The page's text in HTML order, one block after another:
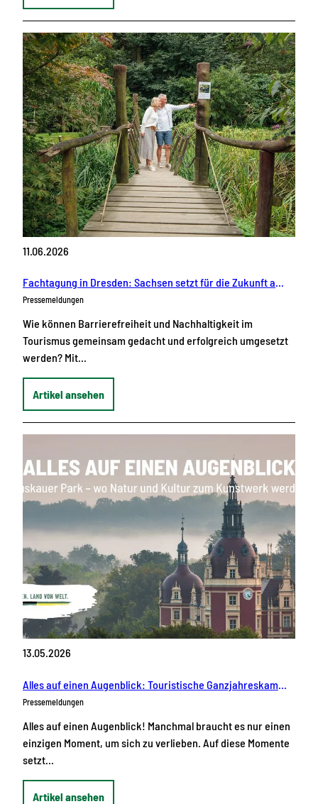
11.06.2026
Fachtagung in Dresden: Sachsen setzt für die Zukunft auf die Verbindung von Barrierefreiheit und Nachhaltigkeit im Tourismus
Pressemeldungen
Wie können Barrierefreiheit und Nachhaltigkeit im
Tourismus gemeinsam gedacht und erfolgreich umgesetzt
werden? Mit…
Artikel ansehen
13.05.2026
Pressemeldungen
Alles auf einen Augenblick! Manchmal braucht es nur einen
einzigen Moment, um sich zu verlieben. Auf diese Momente
setzt…
Artikel ansehen